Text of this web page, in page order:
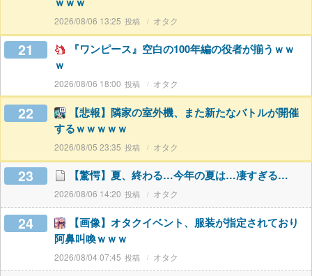
2026/08/06 13:25 オタク
21
『ワンピース』空白の100年編の役者が揃うｗｗ
ｗ
2026/08/06 18:00 オタク
22
【悲報】隣家の室外機、また新たなバトルが開催
するｗｗｗｗｗ
2026/08/05 23:35 オタク
23 【驚愕】夏、終わる…今年の夏は…凄すぎる…
2026/08/06 14:20 オタク
24
【画像】オタクイベント、服装が指定されており
阿鼻叫喚ｗｗｗ
2026/08/04 07:45 オタク